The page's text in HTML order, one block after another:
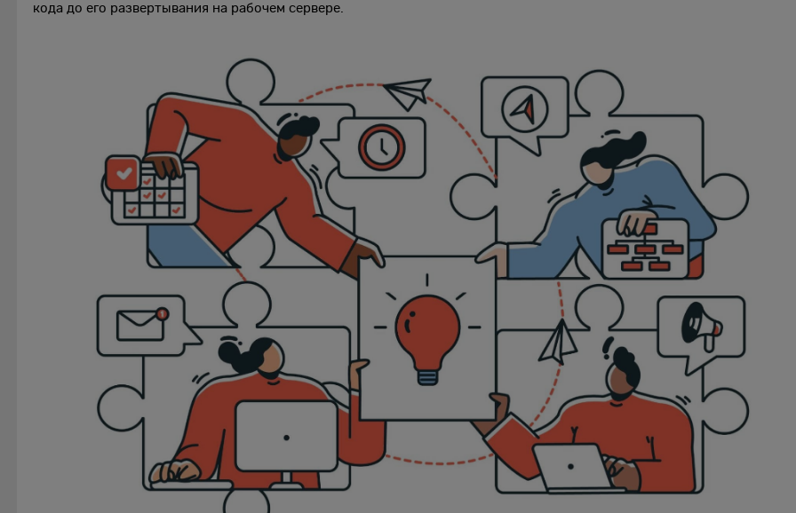
кода до его развертывания на рабочем сервере.